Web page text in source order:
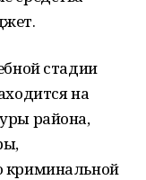
стадии
на
района,
криминальной